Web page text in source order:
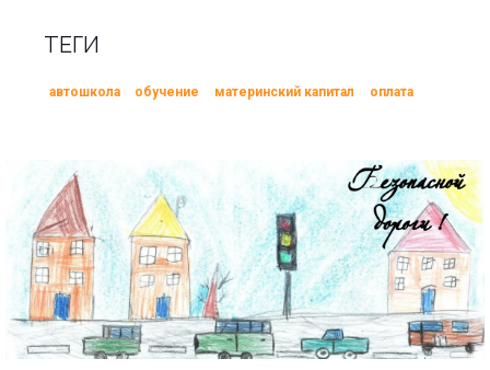
ТЕГИ
автошкола обучение материнский капитал оплата